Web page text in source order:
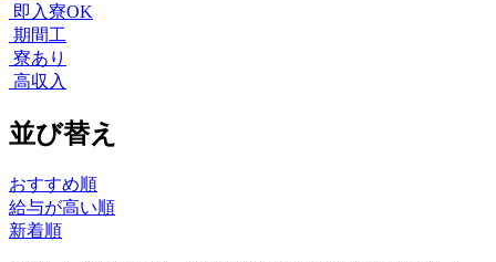
即入寮OK
期間工
寮あり
高収入
並び替え
おすすめ順
給与が高い順
新着順